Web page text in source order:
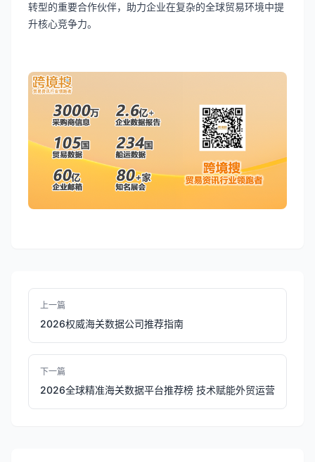
转型的重要合作伙伴，助力企业在复杂的全球贸易环境中提
升核心竞争力。
上一篇
2026权威海关数据公司推荐指南
下一篇
2026全球精准海关数据平台推荐榜 技术赋能外贸运营